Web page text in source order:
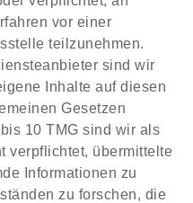
vor einer
teilzunehmen.
sind wir
Inhalte auf diesen
Gesetzen
10 TMG sind wir als
verpflichtet, übermittelte
Informationen zu
zu forschen, die